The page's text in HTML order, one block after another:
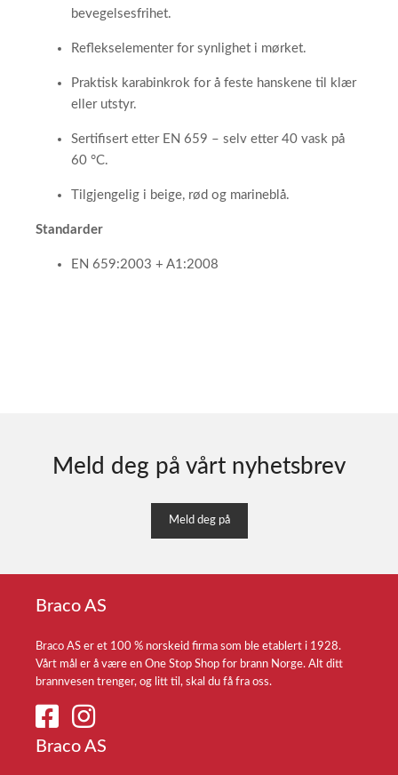
bevegelsesfrihet.
Reflekselementer for synlighet i mørket.
Praktisk karabinkrok for å feste hanskene til klær
eller utstyr.
Sertifisert etter EN 659 – selv etter 40 vask på
60 °C.
Tilgjengelig i beige, rød og marineblå.
Standarder
EN 659:2003 + A1:2008
Meld deg på vårt nyhetsbrev
Meld deg på
Braco AS
Braco AS er et 100 % norskeid firma som ble etablert i 1928.
Vårt mål er å være en One Stop Shop for brann Norge. Alt ditt
brannvesen trenger, og litt til, skal du få fra oss.
Braco AS